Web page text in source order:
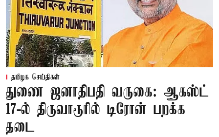
தமிழக செய்திகள்
துணை ஜனாதிபதி வருகை: ஆகஸ்ட்
17-ல் திருவாரூரில் டிரோன் பறக்க
தடை